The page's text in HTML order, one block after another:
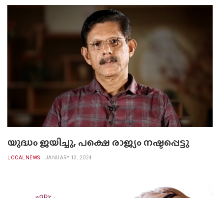
യുദ്ധം ജയിച്ചു, പക്ഷെ രാജ്യം നഷ്ടപ്പെട്ടു
LOCALNEWS JANUARY 13, 2024